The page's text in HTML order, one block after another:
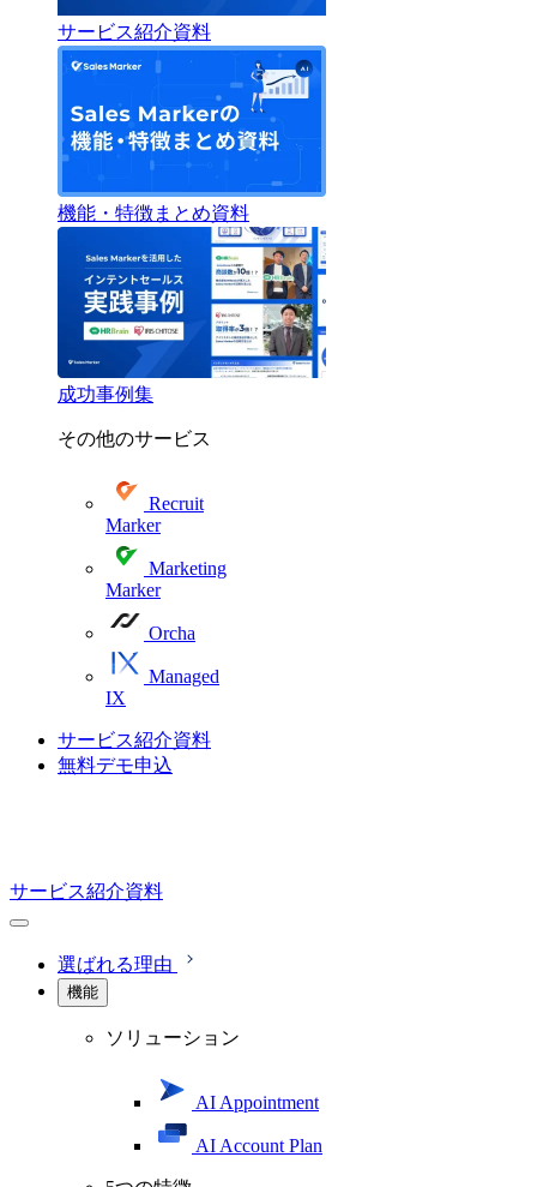
サービス紹介資料
機能・特徴まとめ資料
成功事例集
その他のサービス
Recruit
Marker
Marketing
Marker
Orcha
Managed
IX
サービス紹介資料
無料デモ申込
サービス紹介資料
選ばれる理由
機能
ソリューション
AI Appointment
AI Account Plan